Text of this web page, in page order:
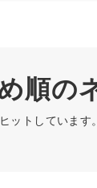
順の
トしていま